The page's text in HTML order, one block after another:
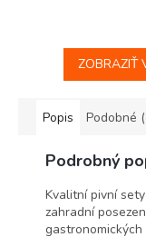
ZOBRAZIŤ
Popis Podobné
Podrobný
Kvalitní pivní
zahradní